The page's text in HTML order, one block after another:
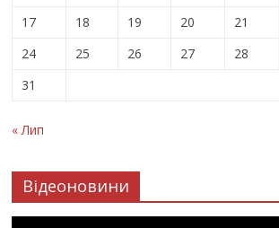
17
18 19 20 21
24
25 26 27 28
31
« Лип
Відеоновини